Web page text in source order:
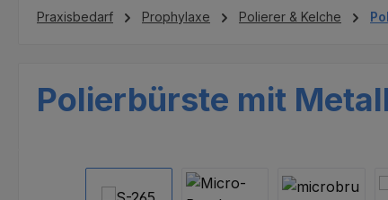
Praxisbedarf Prophylaxe Polierer & Kelche
Polierbürste mit
Bildergalerie überspringen